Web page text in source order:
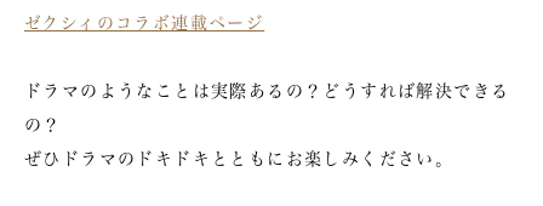
ゼクシィのコラボ連載ページ
ドラマのようなことは実際あるの？どうすれば解決できる
の？
ぜひドラマのドキドキとともにお楽しみください。